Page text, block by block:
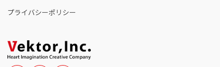
プライバシーポリシー